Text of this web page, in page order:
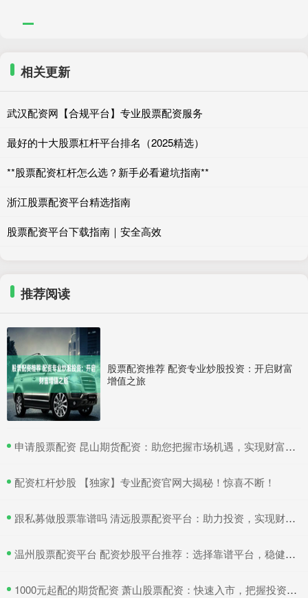
相关更新
武汉配资网【合规平台】专业股票配资服务
最好的十大股票杠杆平台排名（2025精选）
**股票配资杠杆怎么选？新手必看避坑指南**
浙江股票配资平台精选指南
股票配资平台下载指南｜安全高效
推荐阅读
股票配资推荐 配资专业炒股投资：开启财富
增值之旅
​申请股票配资 昆山期货配资：助您把握市场机遇，实现财富梦想
​配资杠杆炒股 【独家】专业配资官网大揭秘！惊喜不断！
​跟私募做股票靠谱吗 清远股票配资平台：助力投资，实现财富增值
​温州股票配资平台 配资炒股平台推荐：选择靠谱平台，稳健投资
​1000元起配的期货配资 萧山股票配资：快速入市，把握投资良机